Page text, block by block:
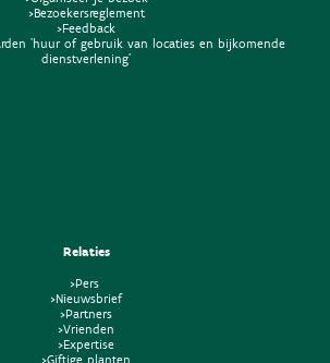
>Bezoekersreglement
>Feedback
'huur of gebruik van locaties en bijkomende
dienstverlening'
Relaties
>Pers
>Nieuwsbrief
>Partners
>Vrienden
>Expertise
>Giftige planten